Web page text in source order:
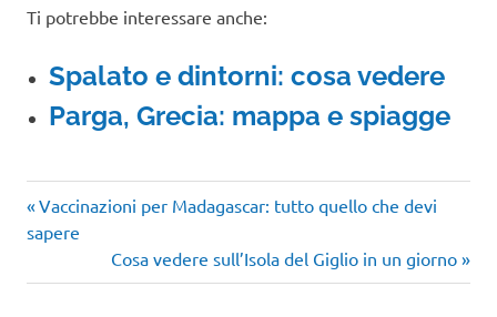
Ti potrebbe interessare anche:
Spalato e dintorni: cosa vedere
Parga, Grecia: mappa e spiagge
Navigazione
articoli
Articolo
precedente:
Vaccinazioni per Madagascar: tutto quello che devi
sapere
Articolo
successivo:
Cosa vedere sull’Isola del Giglio in un giorno